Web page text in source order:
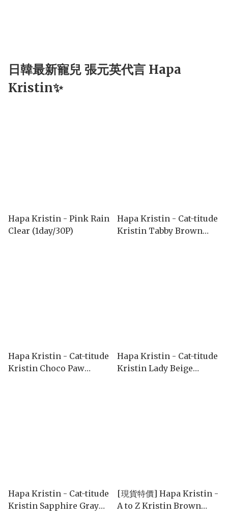
日韓最新寵兒 張元英代言 Hapa
Kristin✨
Hapa Kristin - Pink Rain
Clear (1day/30P)
Hapa Kristin - Cat-titude
Kristin Tabby Brown
Hapa Kristin - Cat-titude
Kristin Choco Paw
Hapa Kristin - Cat-titude
Kristin Lady Beige
Hapa Kristin - Cat-titude
Kristin Sapphire Gray
[現貨特價] Hapa Kristin -
A to Z Kristin Brown